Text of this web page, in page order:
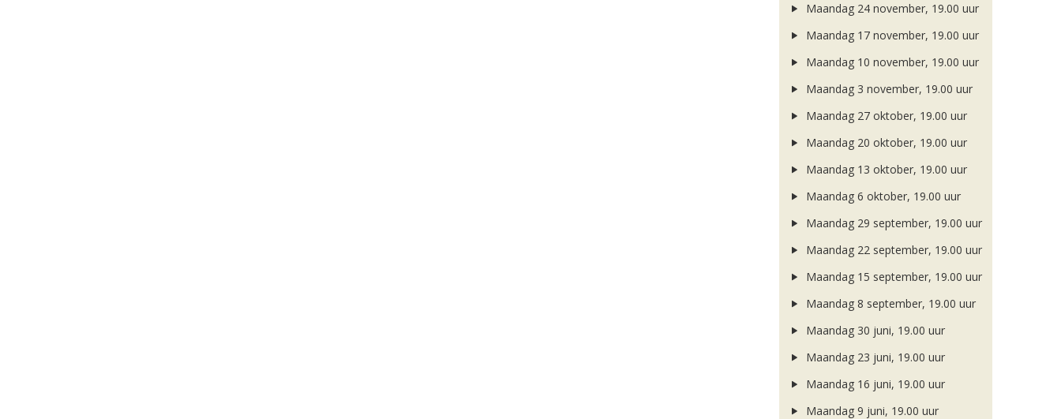
Maandag 24 november, 19.00 uur
Maandag 17 november, 19.00 uur
Maandag 10 november, 19.00 uur
Maandag 3 november, 19.00 uur
Maandag 27 oktober, 19.00 uur
Maandag 20 oktober, 19.00 uur
Maandag 13 oktober, 19.00 uur
Maandag 6 oktober, 19.00 uur
Maandag 29 september, 19.00 uur
Maandag 22 september, 19.00 uur
Maandag 15 september, 19.00 uur
Maandag 8 september, 19.00 uur
Maandag 30 juni, 19.00 uur
Maandag 23 juni, 19.00 uur
Maandag 16 juni, 19.00 uur
Maandag 9 juni, 19.00 uur